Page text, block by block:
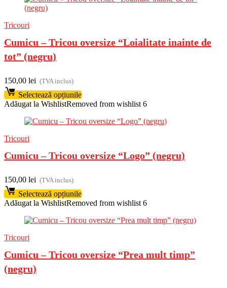
Tricouri
Cumicu – Tricou oversize “Loialitate inainte de
tot” (negru)
150,00 lei (TVA inclus)
Selectează opțiunile
Adăugat la WishlistRemoved from wishlist 6
Tricouri
Cumicu – Tricou oversize “Logo” (negru)
150,00 lei (TVA inclus)
Selectează opțiunile
Adăugat la WishlistRemoved from wishlist 6
Tricouri
Cumicu – Tricou oversize “Prea mult timp”
(negru)